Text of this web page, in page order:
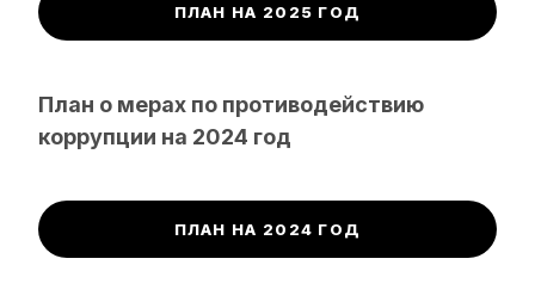
ПЛАН НА 2025 ГОД
План о мерах по противодействию
коррупции на 2024 год
ПЛАН НА 2024 ГОД